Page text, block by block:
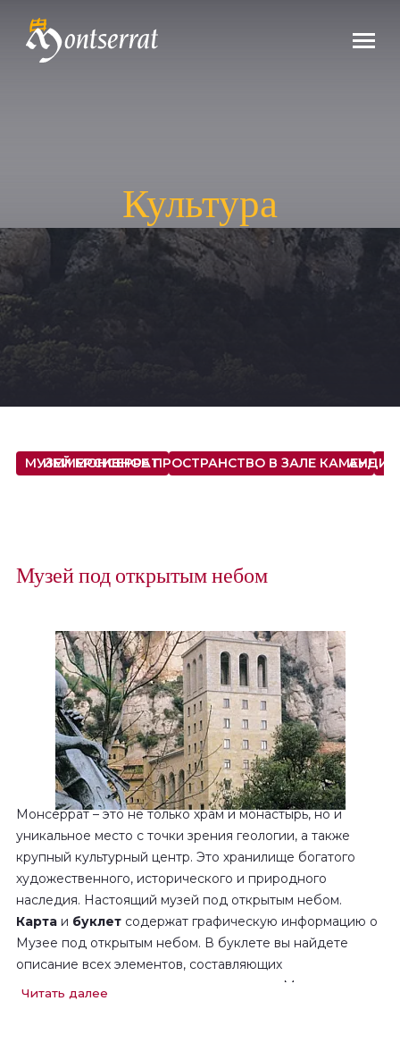
Культура
МУЗЕЙ МОНСЕРРАТ
ИММЕРСИВНОЕ ПРОСТРАНСТВО В ЗАЛЕ КАМЕННЫХ
Музей под открытым небом
Монсеррат – это не только храм и монастырь, но и
уникальное место с точки зрения геологии, а также
крупный культурный центр. Это хранилище богатого
художественного, исторического и природного
наследия. Настоящий музей под открытым небом.
Карта и буклет содержат графическую информацию о
Музее под открытым небом. В буклете вы найдете
описание всех элементов, составляющих
художественное и природное наследие Монсеррат.
Читать далее